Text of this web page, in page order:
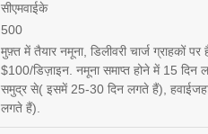
सीएमवाईके
500
मुफ़्त में तैयार नमूना, डिलीवरी चार्ज ग्राहकों
$100/डिज़ाइन. नमूना समाप्त होने में 15 दिन
समुद्र से( इसमें 25-30 दिन लगते हैं),
लगते हैं).